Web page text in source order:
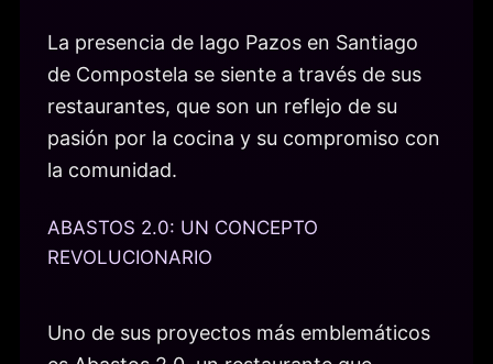
La presencia de Iago Pazos en Santiago
de Compostela se siente a través de sus
restaurantes, que son un reflejo de su
pasión por la cocina y su compromiso con
la comunidad.
ABASTOS 2.0: UN CONCEPTO
REVOLUCIONARIO
Uno de sus proyectos más emblemáticos